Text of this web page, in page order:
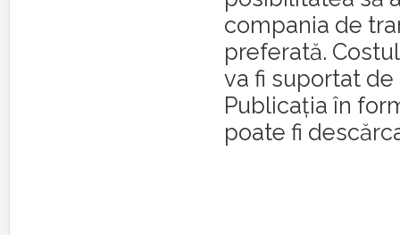
compania de
preferată.
va fi suportat de
Publicația în
poate fi